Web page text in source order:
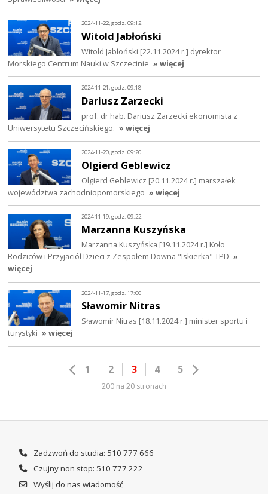
2024-11-22, godz. 09:12
Witold Jabłoński
Witold Jabłoński [22.11.2024 r.] dyrektor
Morskiego Centrum Nauki w Szczecinie » więcej
2024-11-21, godz. 09:18
Dariusz Zarzecki
prof. dr hab. Dariusz Zarzecki ekonomista z
Uniwersytetu Szczecińskiego. » więcej
2024-11-20, godz. 09:20
Olgierd Geblewicz
Olgierd Geblewicz [20.11.2024 r.] marszałek
województwa zachodniopomorskiego » więcej
2024-11-19, godz. 09:22
Marzanna Kuszyńska
Marzanna Kuszyńska [19.11.2024 r.] Koło
Rodziców i Przyjaciół Dzieci z Zespołem Downa "Iskierka" TPD »
więcej
2024-11-17, godz. 17:00
Sławomir Nitras
Sławomir Nitras [18.11.2024 r.] minister sportu i
turystyki » więcej
1 2 3 4 5
200 na 20 stronach
Zadzwoń do studia: 510 777 666
Czujny non stop: 510 777 222
Wyślij do nas wiadomość